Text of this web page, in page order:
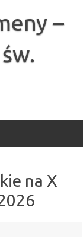
–
na X